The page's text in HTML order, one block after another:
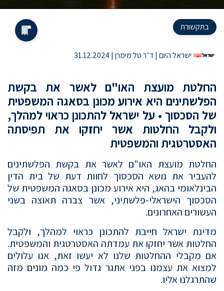
החלטת מועצת האו"ם לאשר את בקשת
הפלשתינים היא אירוע מכונן בסאגה המשפטית
של הסכסוך • על ישראל להתכונן כראוי למהלך,
ולקבל החלטות אשר יחזקו את תפיסתה
האסטרטגית והמשפטית
החלטת מועצת האו"ם לאשר את בקשת הפלשתינים
להעביר את נושא הסכסוך לחוות דעת של בית הדין
הבינלאומי בהאג, היא אירוע מכונן בסאגה המשפטית של
הסכסוך הישראלי-פלשתיני, אשר צברה תאוצה בשני
העשורים האחרונים.
מדינת ישראל חייבת להתכונן כראוי למהלך, ולקבל
החלטות אשר יחזקו את עמדתה האסטרטגית והמשפטית.
אם מקבלי ההחלטות שלנו לא יעשו זאת, אנו עלולים
למצוא את עצמנו בפני אתגר גדול פי כמה מונים מזה
שהתרגלנו אליו.
בתקשורת
ישראל היום | ד״ר טל מימרן | 31.12.2024